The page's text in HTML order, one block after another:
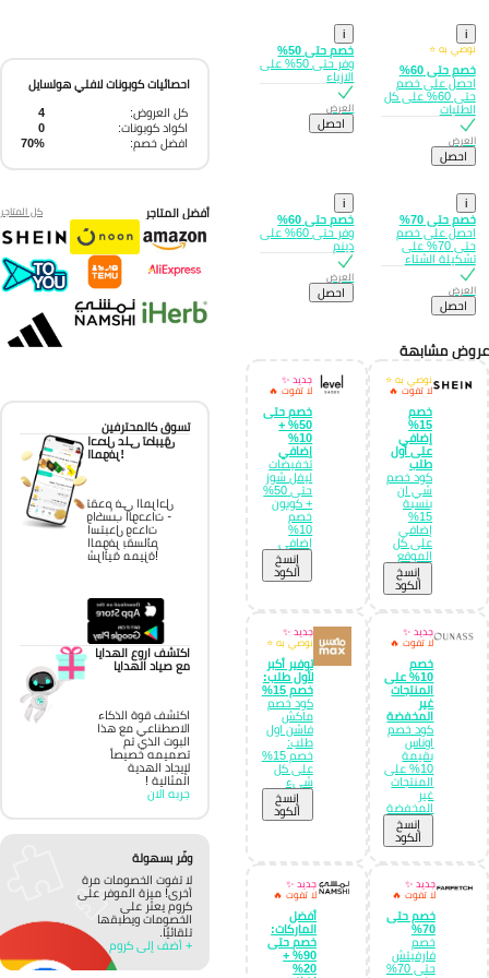
i
نوصي به ⭐
خصم حتى 60%
احصل على خصم
حتى 60% على كل
الطلبات
العرض
احصل
i
خصم حتى 50%
وفر حتى 50% على
الازياء
العرض
احصل
i
خصم حتى 70%
احصل على خصم
حتى 70% على
تشكيلة الشتاء
العرض
احصل
i
خصم حتى 60%
وفر حتى 60% على
دينم
العرض
احصل
مشابهة
نوصي به ⭐
لا تفوت 🔥
خصم
15%
إضافي
على أول
طلب
كود خصم
شي ان
بنسبة
15%
إضافي
على كل
الموقع
إِنسخ
الكود
جديد ✨
لا تفوت 🔥
خصم حتى
50% +
10%
إضافي
تخفيضات
ليفل شوز
حتى 50%
+ كوبون
خصم
10%
إضافي
إِنسخ
الكود
جديد ✨
لا تفوت 🔥
خصم
10% على
المنتجات
غير
المخفضة
كود خصم
اوناس
بقيمة
10% على
المنتجات
غير
المخفضة
إِنسخ
الكود
جديد ✨
نوصي به ⭐
توفير أكبر
لأول طلب:
خصم 15%
كود خصم
ماكش
فاشن اول
طلب:
خصم 15%
على كل
شيء
إِنسخ
الكود
جديد ✨
لا تفوت 🔥
خصم حتى
70%
خصم
فارفيتش
حتى 70%
جديد ✨
لا تفوت 🔥
أفضل
الماركات:
خصم حتى
90% +
20%
احصائيات كوبونات لافلي هولسايل
كل العروض:
اكواد كوبونات:
افضل خصم: 70%
أفضل المتاجر كل المتاجر
تسوق كالمحترفين
احصل على تطبيق
الموفر!
تقدم في المراحل
واكسب الوحدات -
استبدل وحدات
الموفر بقسائم
شرائية مميزة!
اكتشف اروع الهدايا
مع صياد الهدايا
اكتشف قوة الذكاء
الاصطناعي مع هذا
البوت الذي تم
تصميمه خصيصاً
لإيجاد الهدية
المثالية !
جربه الان
وفّر بسهولة
لا تفوت الخصومات مرة
أخرى! ميزة الموفر على
كروم يعثر على
الخصومات ويطبقها
تلقائيًا.
+ أضف إلى كروم